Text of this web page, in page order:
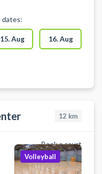
til
dates:
15. Aug 16. Aug
12 km
Book a court
Volleyball